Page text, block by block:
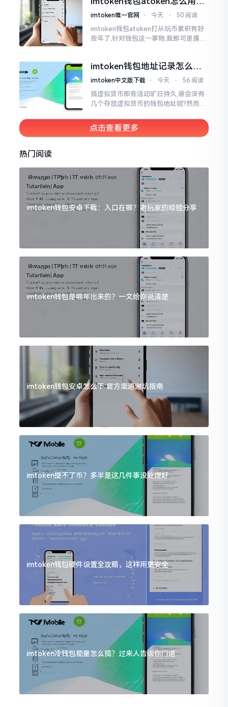
简易的
一文教你搞定
imtoken唯一官网 ⋅ 今天 ⋅ 50 阅读
imtoken钱包atoken打从玩币累积有好
些年了,针对钱包这一事物,我那可是摸得
一块儿
imtoken钱包地址记录怎么
删？手把手教你清干净
imtoken中文版下载 ⋅ 今天 ⋅ 56 阅读
搞虚拟货币那些活动旷日持久,谁会没有
几个存放虚拟货币的钱包地址呢?然而某
就让人心烦意乱。前段时间我着手整理
钱包
点击查看更多
热门阅读
imtoken钱包安卓下载：入口在哪？老玩家的经验分享
imtoken钱包是哪年出来的？一文给你说清楚
imtoken钱包安卓怎么下 官方渠道避坑指南
imtoken提不了币？多半是这几件事没处理好
imtoken钱包硬件设置全攻略，这样用更安全
imtoken冷钱包能量怎么搞？过来人告诉你门道